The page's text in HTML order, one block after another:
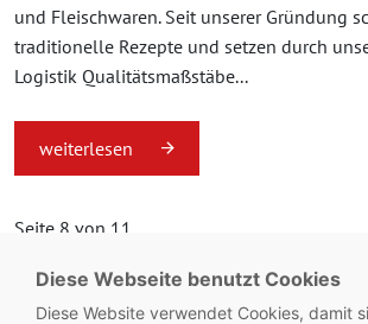
und Fleischwaren. Seit unserer Gründung
traditionelle Rezepte und setzen durch
Logistik Qualitätsmaßstäbe...
weiterlesen
Seite 8 von 11.
Diese Webseite benutzt Cookies
Diese Website verwendet Cookies, damit